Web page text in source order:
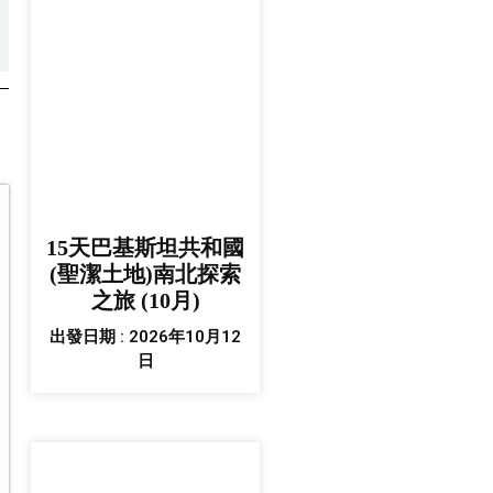
15天巴基斯坦共和國
(聖潔土地)南北探索
之旅 (10月)
出發日期 : 2026年10月12
日